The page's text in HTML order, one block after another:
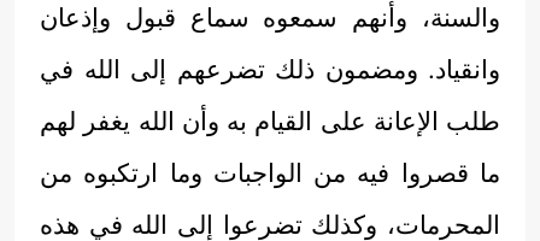
والسنة، وأنهم سمعوه سماع قبول وإذعان
وانقياد. ومضمون ذلك تضرعهم إلى الله في
طلب الإعانة على القيام به وأن الله يغفر لهم
ما قصروا فيه من الواجبات وما ارتكبوه من
المحرمات، وكذلك تضرعوا إلى الله في هذه